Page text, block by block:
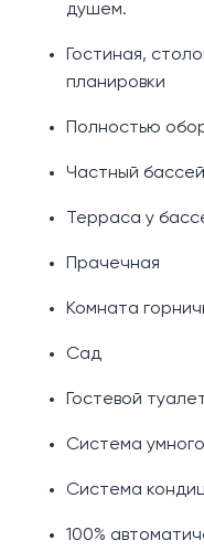
душем.
Гостиная,
планировки
Полностью
Частный
Терраса у
Прачечная
Комната
Сад
Гостевой
Система
Система
100%